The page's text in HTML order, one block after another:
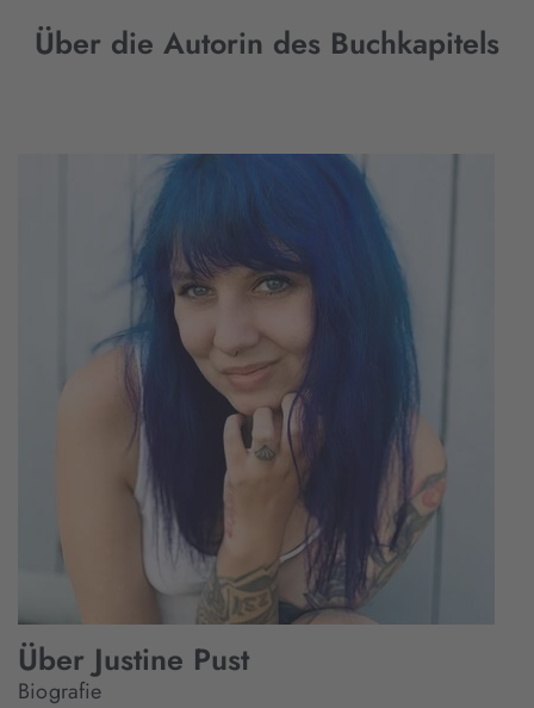
Über die Autorin des Buchkapitels
Über Justine Pust
Biografie